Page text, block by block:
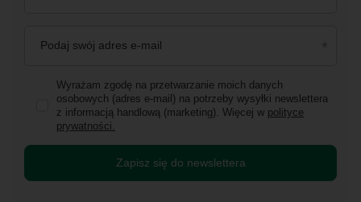
Podaj swój adres e-mail
Wyrażam zgodę na przetwarzanie moich danych
osobowych (adres e-mail) na potrzeby wysyłki newslettera
z informacją handlową (marketing). Więcej w polityce
prywatności.
Zapisz się do newslettera